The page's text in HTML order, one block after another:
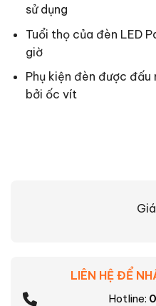
sử dụng
Tuổi thọ của đèn LED
giờ
Phụ kiện đèn được
bởi ốc vít
LIÊN HỆ ĐỂ
Hotline: